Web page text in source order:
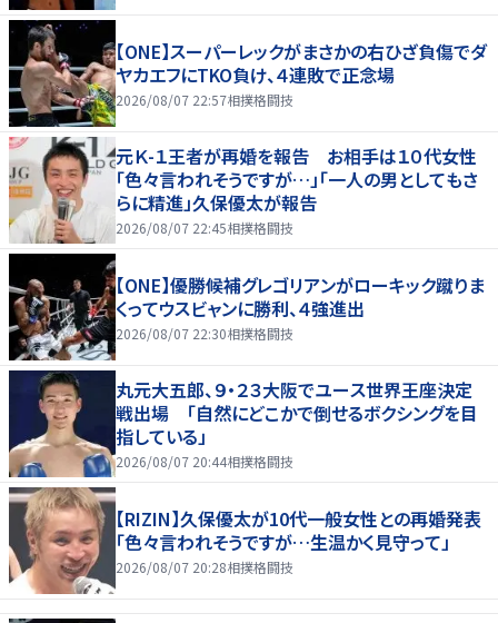
【ONE】スーパーレックがまさかの右ひざ負傷でダ
ヤカエフにTKO負け、４連敗で正念場
2026/08/07 22:57相撲格闘技
元Ｋ-１王者が再婚を報告 お相手は１０代女性
「色々言われそうですが…」「一人の男としてもさ
らに精進」久保優太が報告
2026/08/07 22:45相撲格闘技
【ONE】優勝候補グレゴリアンがローキック蹴りま
くってウスビャンに勝利、４強進出
2026/08/07 22:30相撲格闘技
丸元大五郎、９・２３大阪でユース世界王座決定
戦出場 「自然にどこかで倒せるボクシングを目
指している」
2026/08/07 20:44相撲格闘技
【RIZIN】久保優太が10代一般女性との再婚発表
「色々言われそうですが…生温かく見守って」
2026/08/07 20:28相撲格闘技